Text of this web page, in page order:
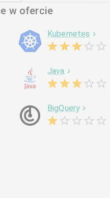
w ofercie
Kubernetes
Java
BigQuery